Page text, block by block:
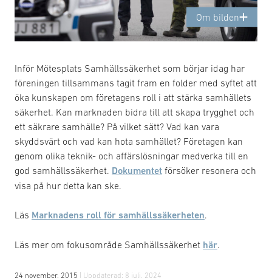
Om bilden
Inför Mötesplats Samhällssäkerhet som börjar idag har
föreningen tillsammans tagit fram en folder med syftet att
öka kunskapen om företagens roll i att stärka samhällets
säkerhet. Kan marknaden bidra till att skapa trygghet och
ett säkrare samhälle? På vilket sätt? Vad kan vara
skyddsvärt och vad kan hota samhället? Företagen kan
genom olika teknik- och affärslösningar medverka till en
god samhällssäkerhet. Dokumentet försöker resonera och
visa på hur detta kan ske.
Läs Marknadens roll för samhällssäkerheten.
Läs mer om fokusområde Samhällssäkerhet här.
24 november, 2015 | Uppdaterad: 8 juli, 2024